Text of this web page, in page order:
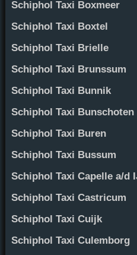
Schiphol Taxi Boxmeer
Schiphol Taxi Boxtel
Schiphol Taxi Brielle
Schiphol Taxi Brunssum
Schiphol Taxi Bunnik
Schiphol Taxi Bunschoten
Schiphol Taxi Buren
Schiphol Taxi Bussum
Schiphol Taxi Capelle a/d
Schiphol Taxi Castricum
Schiphol Taxi Cuijk
Schiphol Taxi Culemborg